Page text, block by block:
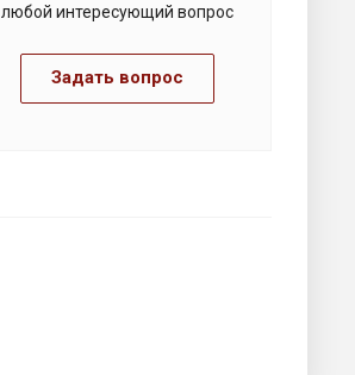
любой интересующий вопрос
Задать вопрос